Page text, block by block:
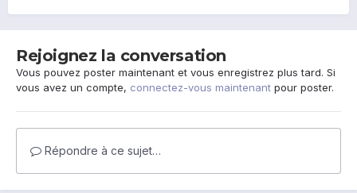
Rejoignez la conversation
Vous pouvez poster maintenant et vous enregistrez plus tard. Si
vous avez un compte, connectez-vous maintenant pour poster.
Répondre à ce sujet…